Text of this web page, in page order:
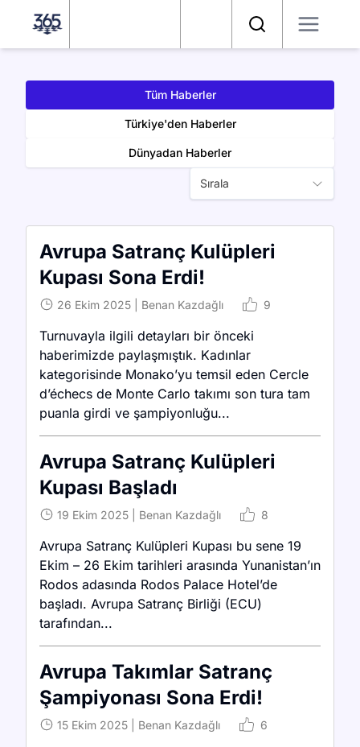
Arama
Tüm Haberler
Türkiye'den Haberler
Dünyadan Haberler
Sırala
Avrupa Satranç Kulüpleri
Kupası Sona Erdi!
26 Ekim 2025 Benan Kazdağlı 9
Turnuvayla ilgili detayları bir önceki
haberimizde paylaşmıştık. Kadınlar
kategorisinde Monako’yu temsil eden Cercle
d’échecs de Monte Carlo takımı son tura tam
puanla girdi ve şampiyonluğu...
Avrupa Satranç Kulüpleri
Kupası Başladı
19 Ekim 2025 Benan Kazdağlı 8
Avrupa Satranç Kulüpleri Kupası bu sene 19
Ekim – 26 Ekim tarihleri arasında Yunanistan’ın
Rodos adasında Rodos Palace Hotel’de
başladı. Avrupa Satranç Birliği (ECU)
tarafından...
Avrupa Takımlar Satranç
Şampiyonası Sona Erdi!
15 Ekim 2025 Benan Kazdağlı 6